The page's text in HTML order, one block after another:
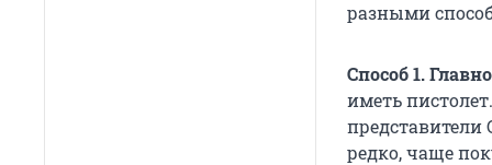
разными
Способ 1.
иметь
редко, чаще